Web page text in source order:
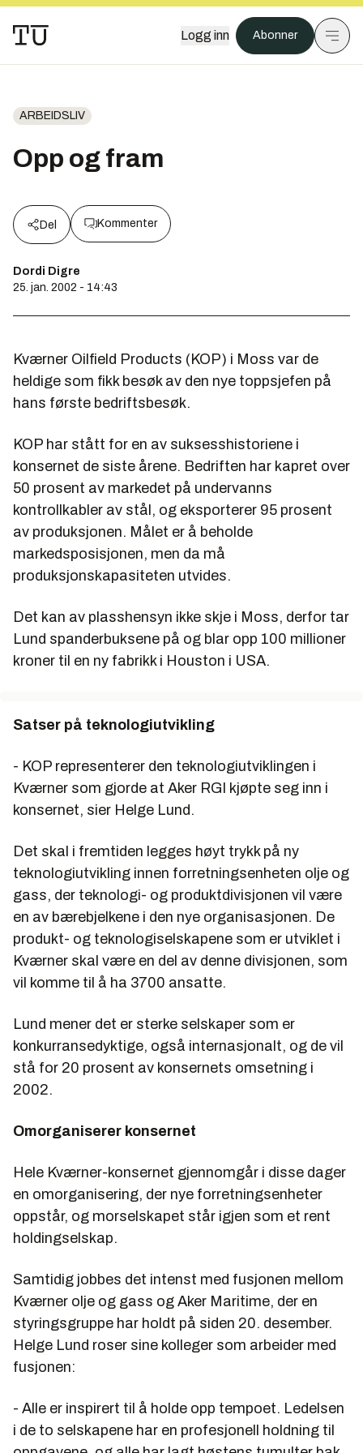
Logg inn Abonner
ARBEIDSLIV
Opp og fram
Del Kommenter
Dordi Digre
25. jan. 2002 - 14:43
Kværner Oilfield Products (KOP) i Moss var de
heldige som fikk besøk av den nye toppsjefen på
hans første bedriftsbesøk.
KOP har stått for en av suksesshistoriene i
konsernet de siste årene. Bedriften har kapret over
50 prosent av markedet på undervanns
kontrollkabler av stål, og eksporterer 95 prosent
av produksjonen. Målet er å beholde
markedsposisjonen, men da må
produksjonskapasiteten utvides.
Det kan av plasshensyn ikke skje i Moss, derfor tar
Lund spanderbuksene på og blar opp 100 millioner
kroner til en ny fabrikk i Houston i USA.
Satser på teknologiutvikling
- KOP representerer den teknologiutviklingen i
Kværner som gjorde at Aker RGI kjøpte seg inn i
konsernet, sier Helge Lund.
Det skal i fremtiden legges høyt trykk på ny
teknologiutvikling innen forretningsenheten olje og
gass, der teknologi- og produktdivisjonen vil være
en av bærebjelkene i den nye organisasjonen. De
produkt- og teknologiselskapene som er utviklet i
Kværner skal være en del av denne divisjonen, som
vil komme til å ha 3700 ansatte.
Lund mener det er sterke selskaper som er
konkurransedyktige, også internasjonalt, og de vil
stå for 20 prosent av konsernets omsetning i
2002.
Omorganiserer konsernet
Hele Kværner-konsernet gjennomgår i disse dager
en omorganisering, der nye forretningsenheter
oppstår, og morselskapet står igjen som et rent
holdingselskap.
Samtidig jobbes det intenst med fusjonen mellom
Kværner olje og gass og Aker Maritime, der en
styringsgruppe har holdt på siden 20. desember.
Helge Lund roser sine kolleger som arbeider med
fusjonen:
- Alle er inspirert til å holde opp tempoet. Ledelsen
i de to selskapene har en profesjonell holdning til